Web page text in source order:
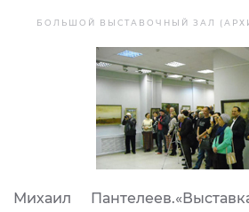
БОЛЬШОЙ ВЫСТАВОЧНЫЙ ЗАЛ
Михаил